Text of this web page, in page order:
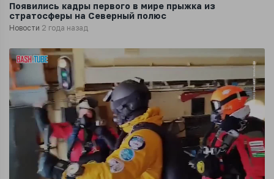
Появились кадры первого в мире прыжка из
стратосферы на Северный полюс
Новости 2 года назад